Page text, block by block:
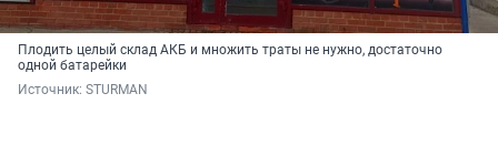
Плодить целый склад АКБ и множить траты не нужно, достаточно
одной батарейки
Источник: STURMAN